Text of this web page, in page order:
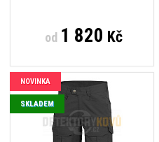
od1 820 Kč
NOVINKA
SKLADEM